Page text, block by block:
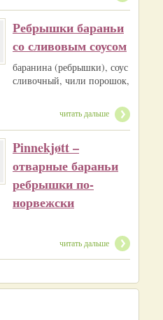
Ребрышки бараньи
со сливовым соусом
баранина (ребрышки), соус
сливочный, чили порошок,
читать дальше
Pinnekjøtt –
отварные бараньи
ребрышки по-
норвежски
читать дальше